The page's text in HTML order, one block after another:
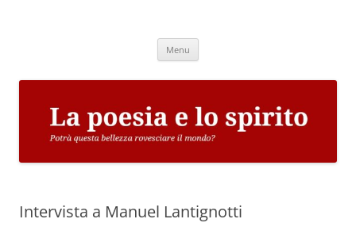
Menu
Intervista a Manuel Lantignotti